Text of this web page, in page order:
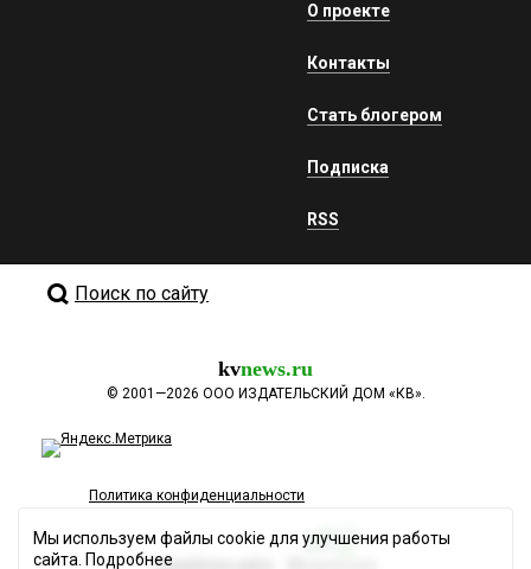
О проекте
Контакты
Стать блогером
Подписка
RSS
Поиск по сайту
kvnews.ru
© 2001—2026 ООО ИЗДАТЕЛЬСКИЙ ДОМ «КВ».
Политика конфиденциальности
Разработка сайта
Мы используем файлы cookie для улучшения работы
сайта. Подробнее